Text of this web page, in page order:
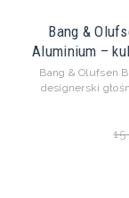
Bang &
Aluminium –
Bang & Olufsen
designerski
15